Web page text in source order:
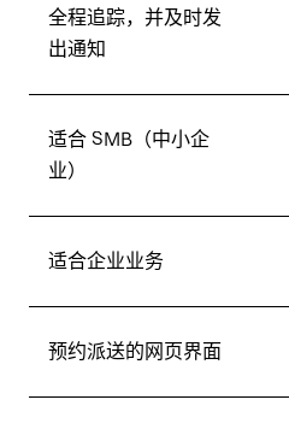
全程追踪，并及时发
出通知
适合 SMB（中小企
业）
适合企业业务
预约派送的网页界面